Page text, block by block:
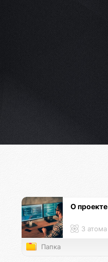
О проекте
3 атома
Папка